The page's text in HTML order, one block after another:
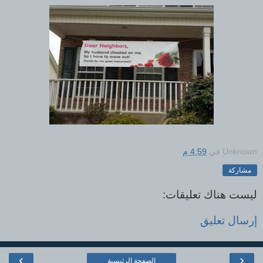
Unknown في 4:59 م
مشاركة
ليست هناك تعليقات:
إرسال تعليق
الصفحة الرئيسية